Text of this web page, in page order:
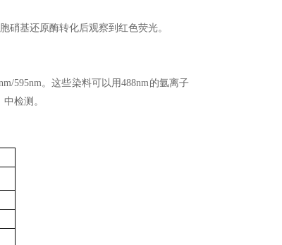
硝基还原酶转化后观察到红色荧光。
595nm。这些染料可以用488nm的氩离子
检测。